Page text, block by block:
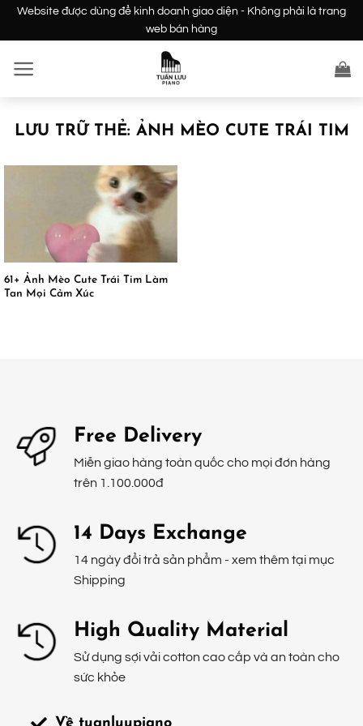
dung
Website được dùng để kinh doanh giao diện - Không phải là trang
web bán hàng
LƯU TRỮ THẺ: ẢNH MÈO CUTE TRÁI TIM
61+ Ảnh Mèo Cute Trái Tim Làm
Tan Mọi Cảm Xúc
Free Delivery
Miễn giao hàng toàn quốc cho mọi đơn hàng
trên 1.100.000đ
14 Days Exchange
14 ngày đổi trả sản phẩm - xem thêm tại mục
Shipping
High Quality Material
Sử dụng sợi vải cotton cao cấp và an toàn cho
sức khỏe